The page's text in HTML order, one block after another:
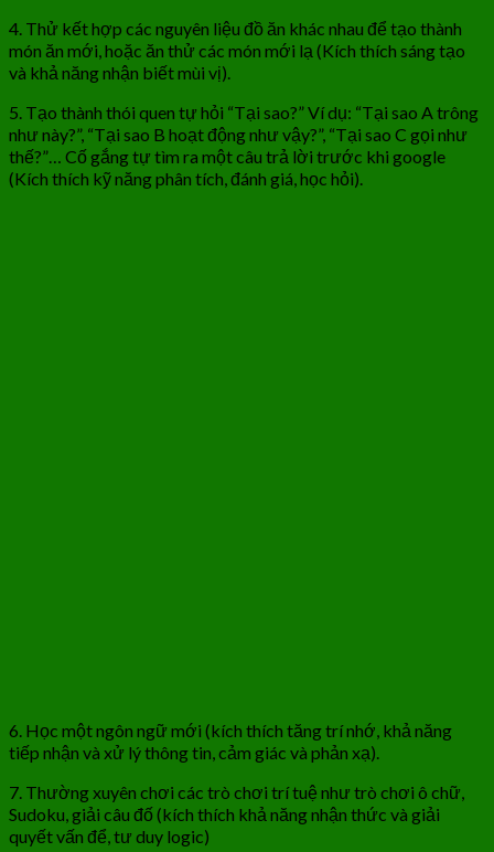
4. Thử kết hợp các nguyên liệu đồ ăn khác nhau để tạo thành
món ăn mới, hoặc ăn thử các món mới lạ (Kích thích sáng tạo
và khả năng nhận biết mùi vị).
5. Tạo thành thói quen tự hỏi “Tại sao?” Ví dụ: “Tại sao A trông
như này?”, “Tại sao B hoạt động như vậy?”, “Tại sao C gọi như
thế?”… Cố gắng tự tìm ra một câu trả lời trước khi google
(Kích thích kỹ năng phân tích, đánh giá, học hỏi).
6. Học một ngôn ngữ mới (kích thích tăng trí nhớ, khả năng
tiếp nhận và xử lý thông tin, cảm giác và phản xạ).
7. Thường xuyên chơi các trò chơi trí tuệ như trò chơi ô chữ,
Sudoku, giải câu đố (kích thích khả năng nhận thức và giải
quyết vấn để, tư duy logic)